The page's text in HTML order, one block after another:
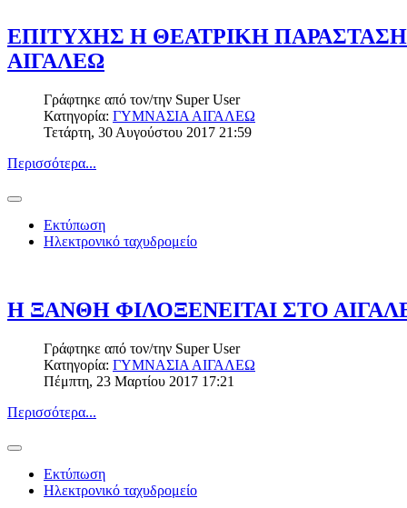
ΕΠΙΤΥΧΗΣ Η ΘΕΑΤΡΙΚΗ
ΑΙΓΑΛΕΩ
Γράφτηκε από τον/την Super User
Κατηγορία: ΓΥΜΝΑΣΙΑ ΑΙΓΑΛΕΩ
Τετάρτη, 30 Αυγούστου 2017 21:59
Περισσότερα...
Εκτύπωση
Ηλεκτρονικό ταχυδρομείο
Η ΞΑΝΘΗ ΦΙΛΟΞΕΝΕΙΤΑΙ ΣΤΟ
Γράφτηκε από τον/την Super User
Κατηγορία: ΓΥΜΝΑΣΙΑ ΑΙΓΑΛΕΩ
Πέμπτη, 23 Μαρτίου 2017 17:21
Περισσότερα...
Εκτύπωση
Ηλεκτρονικό ταχυδρομείο